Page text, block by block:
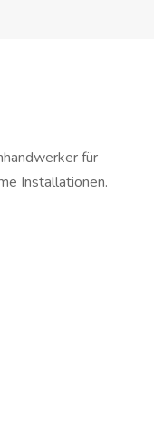
für
Installationen.